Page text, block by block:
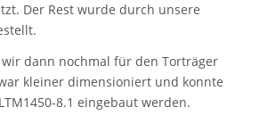
Der Rest wurde durch unsere
dann nochmal für den Torträger
kleiner dimensioniert und konnte
8.1 eingebaut werden.